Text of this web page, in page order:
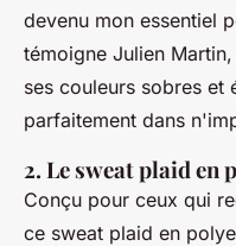
devenu mon essentiel
témoigne Julien
ses couleurs sobres et
parfaitement dans
2. Le sweat plaid en
Conçu pour ceux qui
ce sweat plaid en